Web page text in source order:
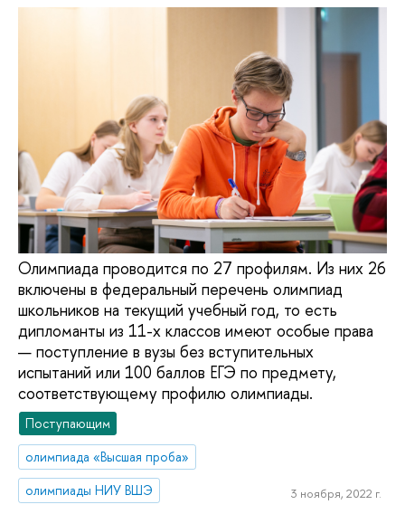
Олимпиада проводится по 27 профилям. Из них 26
включены в федеральный перечень олимпиад
школьников на текущий учебный год, то есть
дипломанты из 11-х классов имеют особые права
— поступление в вузы без вступительных
испытаний или 100 баллов ЕГЭ по предмету,
соответствующему профилю олимпиады.
Поступающим
олимпиада «Высшая проба»
олимпиады НИУ ВШЭ
3 ноября, 2022 г.